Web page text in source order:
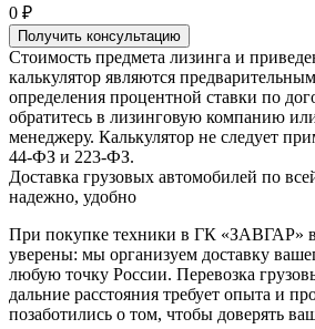
0 ₽
Получить консультацию
Стоимость предмета лизинга и
калькулятор являются
определения процентной ставки по
обратитесь в лизинговую компанию
менеджеру. Калькулятор не следует
44-ФЗ и 223-ФЗ.
Доставка грузовых автомобилей по
надежно, удобно
При покупке техники в ГК «ЗАВГАР»
уверены: мы организуем доставку
любую точку России. Перевозка
дальние расстояния требует опыта и
позаботились о том, чтобы доверять